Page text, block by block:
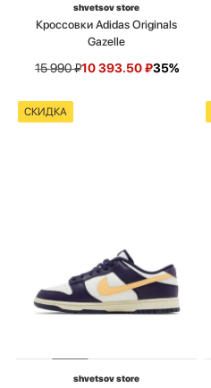
shvetsov store
Кроссовки Adidas Originals
Gazelle
15 990₽10 393.50₽35%
СКИДКА
shvetsov store